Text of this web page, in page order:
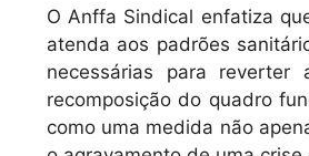
O Anffa Sindical enfatiza
atenda aos padrões
necessárias para
recomposição do quadro
como uma medida não